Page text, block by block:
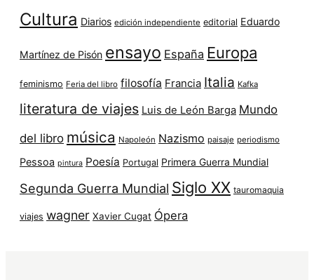
Cultura Diarios edición independiente editorial Eduardo
Martínez de Pisón ensayo España Europa
feminismo Feria del libro filosofía Francia Italia Kafka
literatura de viajes Luis de León Barga Mundo
del libro música Napoleón Nazismo paisaje periodismo
Pessoa pintura Poesía Portugal Primera Guerra Mundial
Segunda Guerra Mundial Siglo XX tauromaquia
viajes wagner Xavier Cugat Ópera